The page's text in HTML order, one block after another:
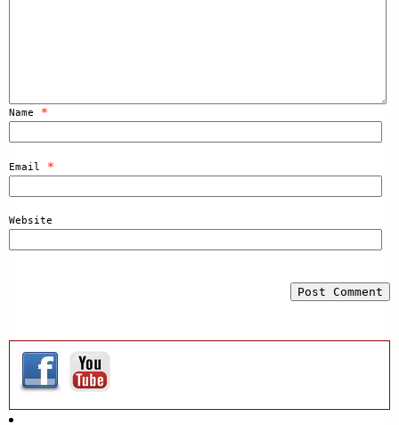
Name *
Email *
Website